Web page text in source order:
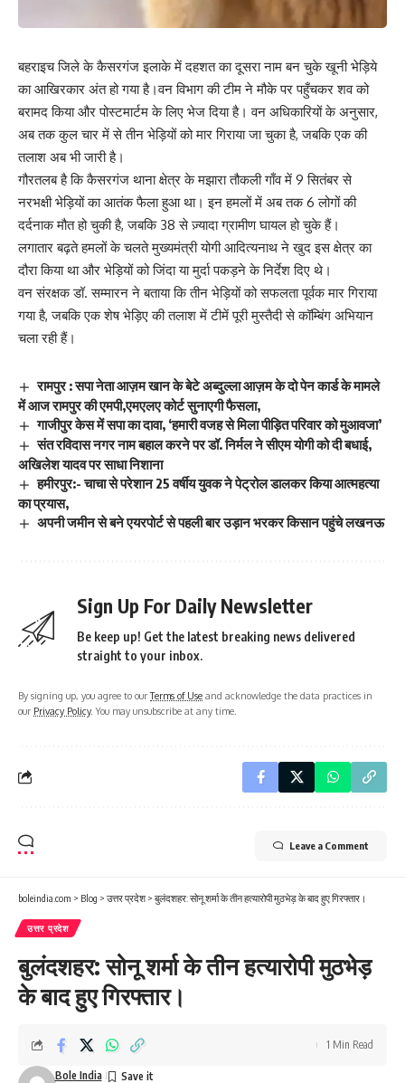
बहराइच जिले के कैसरगंज इलाके में दहशत का दूसरा नाम बन चुके खूनी भेड़िये
का आखिरकार अंत हो गया है।वन विभाग की टीम ने मौके पर पहुँचकर शव को
बरामद किया और पोस्टमार्टम के लिए भेज दिया है। वन अधिकारियों के अनुसार,
अब तक कुल चार में से तीन भेड़ियों को मार गिराया जा चुका है, जबकि एक की
तलाश अब भी जारी है।
गौरतलब है कि कैसरगंज थाना क्षेत्र के मझारा तौकली गाँव में 9 सितंबर से
नरभक्षी भेड़ियों का आतंक फैला हुआ था। इन हमलों में अब तक 6 लोगों की
दर्दनाक मौत हो चुकी है, जबकि 38 से ज़्यादा ग्रामीण घायल हो चुके हैं।
लगातार बढ़ते हमलों के चलते मुख्यमंत्री योगी आदित्यनाथ ने खुद इस क्षेत्र का
दौरा किया था और भेड़ियों को जिंदा या मुर्दा पकड़ने के निर्देश दिए थे।
वन संरक्षक डॉ. सम्मारन ने बताया कि तीन भेड़ियों को सफलता पूर्वक मार गिराया
गया है, जबकि एक शेष भेड़िए की तलाश में टीमें पूरी मुस्तैदी से कॉम्बिंग अभियान
चला रही हैं।
रामपुर : सपा नेता आज़म खान के बेटे अब्दुल्ला आज़म के दो पेन कार्ड के मामले
में आज रामपुर की एमपी,एमएलए कोर्ट सुनाएगी फैसला,
गाजीपुर केस में सपा का दावा, ‘हमारी वजह से मिला पीड़ित परिवार को मुआवजा’
संत रविदास नगर नाम बहाल करने पर डॉ. निर्मल ने सीएम योगी को दी बधाई,
अखिलेश यादव पर साधा निशाना
हमीरपुर:- चाचा से परेशान 25 वर्षीय युवक ने पेट्रोल डालकर किया आत्महत्या
का प्रयास,
अपनी जमीन से बने एयरपोर्ट से पहली बार उड़ान भरकर किसान पहुंचे लखनऊ
Sign Up For Daily Newsletter
Be keep up! Get the latest breaking news delivered
straight to your inbox.
By signing up, you agree to ourTerms of Use and acknowledge the data practices in
our Privacy Policy. You may unsubscribe at any time.
Leave a Comment
boleindia.com > Blog > उत्तर प्रदेश> बुलंदशहर: सोनू शर्मा के तीन हत्यारोपी मुठभेड़ के बाद हुए गिरफ्तार।
उत्तर प्रदेश
बुलंदशहर: सोनू शर्मा के तीन हत्यारोपी मुठभेड़
के बाद हुए गिरफ्तार।
Bole India
1 Min Read